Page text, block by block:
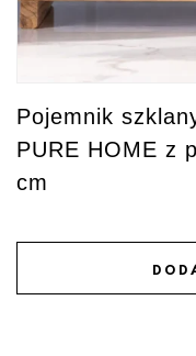
Pojemnik
PURE HOME z
cm